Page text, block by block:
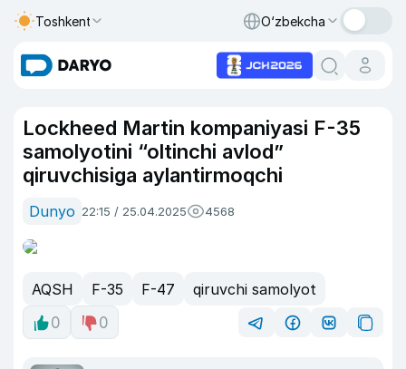
Toshkent O‘zbekcha
Lockheed Martin kompaniyasi F-35
samolyotini “oltinchi avlod”
qiruvchisiga aylantirmoqchi
Dunyo 22:15 / 25.04.2025 4568
AQSH F-35 F-47
qiruvchi samolyot
0
0